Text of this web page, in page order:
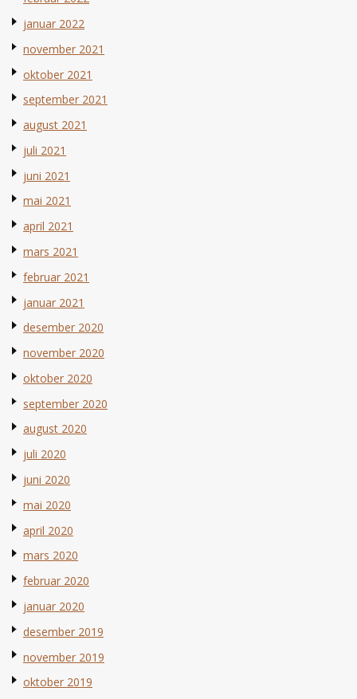
januar 2022
november 2021
oktober 2021
september 2021
august 2021
juli 2021
juni 2021
mai 2021
april 2021
mars 2021
februar 2021
januar 2021
desember 2020
november 2020
oktober 2020
september 2020
august 2020
juli 2020
juni 2020
mai 2020
april 2020
mars 2020
februar 2020
januar 2020
desember 2019
november 2019
oktober 2019